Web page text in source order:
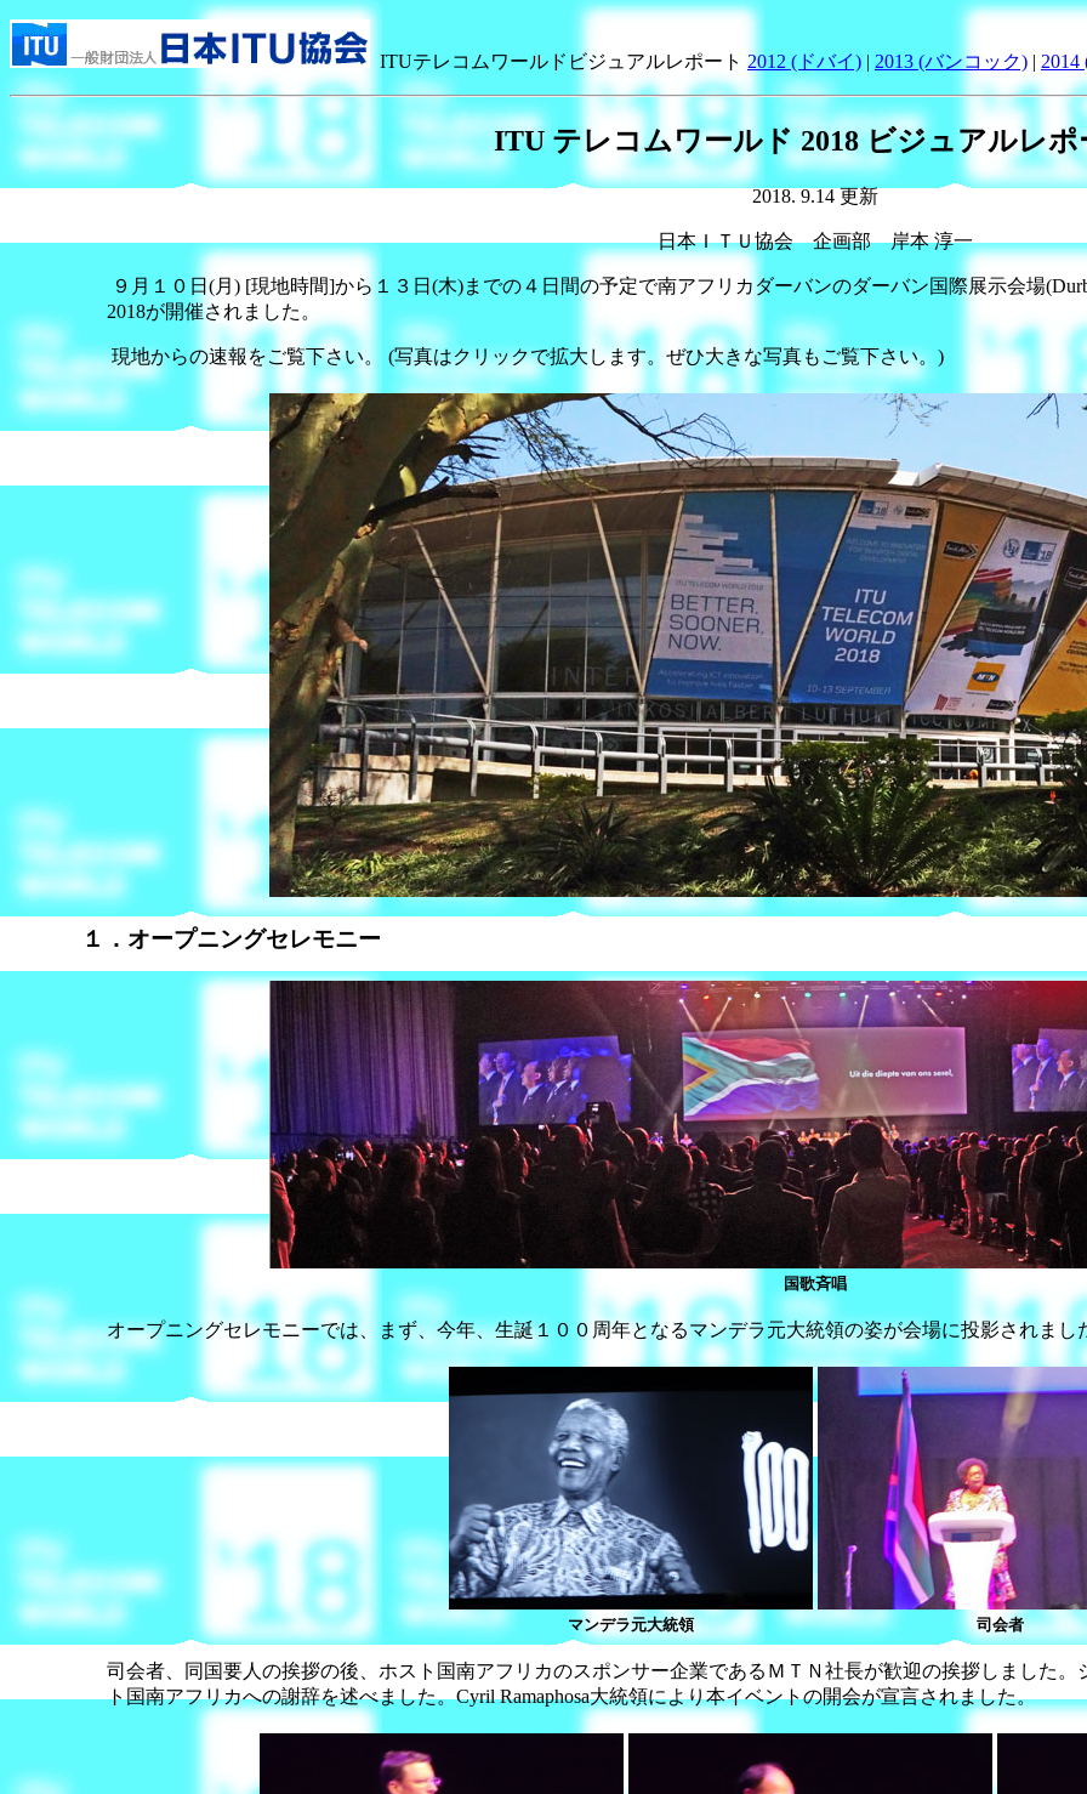
ITUテレコムワールドビジュアルレポート 2012 (ドバイ) | 2013 (バンコック) | 2014
ITU テレコムワールド 2018 ビジュアルレポ
2018. 9.14 更新
日本ＩＴＵ協会 企画部 岸本 淳一
９月１０日(月) [現地時間]から１３日(木)までの４日間の予定で南アフリカダーバンのダーバン国際展示会場
2018が開催されました。
現地からの速報をご覧下さい。 (写真はクリックで拡大します。ぜひ大きな写真もご覧下さい。)
１．オープニングセレモニー
国歌斉唱
オープニングセレモニーでは、まず、今年、生誕１００周年となるマンデラ元大統領の姿が会場に投影されまし
マンデラ元大統領 司会者
司会者、同国要人の挨拶の後、ホスト国南アフリカのスポンサー企業であるＭＴＮ社長が歓迎の挨拶しました
ト国南アフリカへの謝辞を述べました。Cyril Ramaphosa大統領により本イベントの開会が宣言されました。